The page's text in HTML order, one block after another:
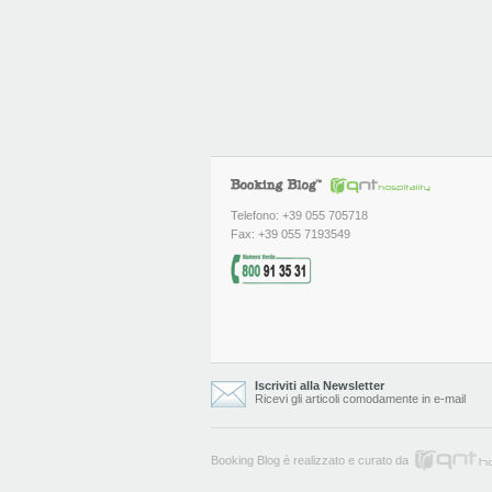
Telefono: +39 055 705718
Fax: +39 055 7193549
Iscriviti alla Newsletter
Ricevi gli articoli comodamente in e-mail
Booking Blog è realizzato e curato da